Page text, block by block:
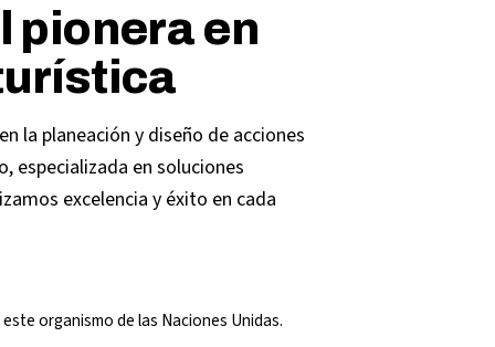
pionera en
la planeación y diseño de acciones
especializada en soluciones
excelencia y éxito en cada
organismo de las Naciones Unidas.